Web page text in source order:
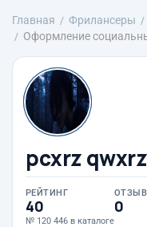
Главная Фрилансеры
Оформление
pcxrz qwxrz
РЕЙТИНГ
40
№ 120 446 в каталоге
0